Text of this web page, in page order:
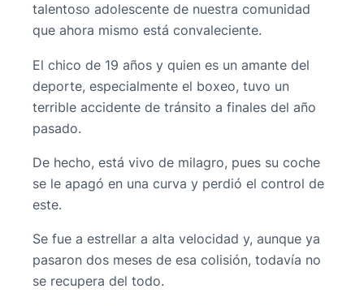
talentoso adolescente de nuestra comunidad
que ahora mismo está convaleciente.
El chico de 19 años y quien es un amante del
deporte, especialmente el boxeo, tuvo un
terrible accidente de tránsito a finales del año
pasado.
De hecho, está vivo de milagro, pues su coche
se le apagó en una curva y perdió el control de
este.
Se fue a estrellar a alta velocidad y, aunque ya
pasaron dos meses de esa colisión, todavía no
se recupera del todo.